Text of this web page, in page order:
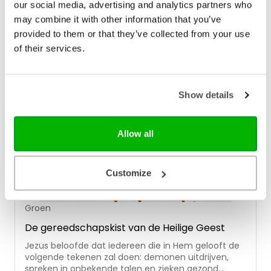
our social media, advertising and analytics partners who
may combine it with other information that you’ve
provided to them or that they’ve collected from your use
of their services.
Show details
Allow all
Customize
en leiden. In dit dagboek verdiepen we ons vijftig
dagen in de persoon en het werk van de Heilige
Geest. Eerst vanuit het onderwijs dat Jezus over de
Geest geeft in Johannes 14-16. Vervolgens zien we
vanuit het boek Handelingen hoe de Geest mensen
van concrete bijbelgedeelten komen we op het
Alles is erop gericht de Heilige Geest beter te leren
elke dag achter Jezus in het spoor van de Geest te
Groen
De gereedschapskist van de Heilige Geest
Jezus beloofde dat iedereen die in Hem gelooft de
volgende tekenen zal doen: demonen uitdrijven,
spreken in onbekende talen en zieken gezond